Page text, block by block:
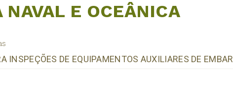
NAVAL E OCEÂNICA
INSPEÇÕES DE EQUIPAMENTOS AUXILIARES DE